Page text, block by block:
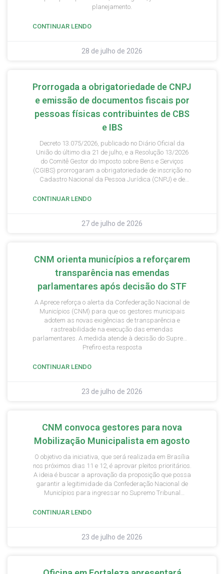
planejamento.
CONTINUAR LENDO
28 de julho de 2026
Prorrogada a obrigatoriedade de CNPJ
e emissão de documentos fiscais por
pessoas físicas contribuintes de CBS
e IBS
Decreto 13.075/2026, publicado no Diário Oficial da
União do último dia 21 de julho, e a Resolução 13/2026
do Comitê Gestor do Imposto sobre Bens e Serviços
(CGIBS) prorrogaram a obrigatoriedade de inscrição no
Cadastro Nacional da Pessoa Jurídica (CNPJ) e de
físicas contribuintes da Contribuição sobre Bens e
regulamentações do IBS e CBS, estendendo o prazo até
CONTINUAR LENDO
27 de julho de 2026
CNM orienta municípios a reforçarem
transparência nas emendas
parlamentares após decisão do STF
A Aprece reforça o alerta da Confederação Nacional de
Municípios (CNM) para que os gestores municipais
adotem as novas exigências de transparência e
rastreabilidade na execução das emendas
parlamentares. A medida atende à decisão do Supremo
Tribunal Federal (STF), que estabelece critérios mais
Prefiro esta resposta
CONTINUAR LENDO
23 de julho de 2026
CNM convoca gestores para nova
Mobilização Municipalista em agosto
O objetivo da iniciativa, que será realizada em Brasília
nos próximos dias 11 e 12, é aprovar pleitos prioritários.
A ideia é buscar a aprovação da proposição que possa
garantir a legitimidade da Confederação Nacional de
Municípios para ingressar no Supremo Tribunal
(ADI) e Ação Declaratória de Constitucionalidade (ADC),
CONTINUAR LENDO
23 de julho de 2026